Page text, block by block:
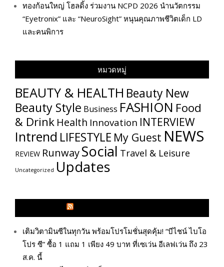
ทองก้อนใหญ่ โฮลดิ้ง ร่วมงาน NCPD 2026 นำนวัตกรรม
“Eyetronix” และ “NeuroSight” หนุนคุณภาพชีวิตเด็ก LD
และคนพิการ
หมวดหมู่
BEAUTY & HEALTH Beauty New
Beauty Style Business FASHION Food
& Drink Health Innovation INTERVIEW
Intrend LIFESTYLE My​ Guest NEWS
REVIEW RunwaySocial Travel & Leisure
Uncategorized Updates
เติมวิตามินซีในทุกวัน พร้อมโปรโมชั่นสุดคุ้ม! “บีไชน์ ไบโอ
โปร ซี” ซื้อ 1 แถม 1 เพียง 49 บาท ที่เซเว่น อีเลฟเว่น ถึง 23
ส.ค. นี้